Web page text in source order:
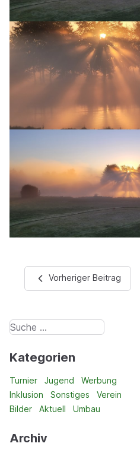
Vorheriger Beitrag
Kategorien
Turnier Jugend
Werbung
Inklusion
Sonstiges
Verein
Bilder
Aktuell Umbau
Archiv